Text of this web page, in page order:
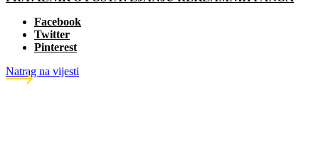
Facebook
Twitter
Pinterest
Natrag na vijesti